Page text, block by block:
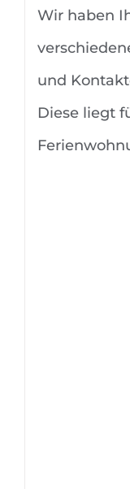
Wir haben
und
Diese liegt